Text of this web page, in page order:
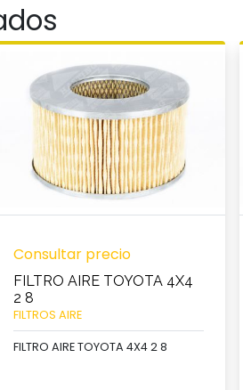
Consultar precio
FILTRO AIRE TOYOTA 4X4
2 8
FILTROS AIRE
FILTRO AIRE TOYOTA 4X4 2 8